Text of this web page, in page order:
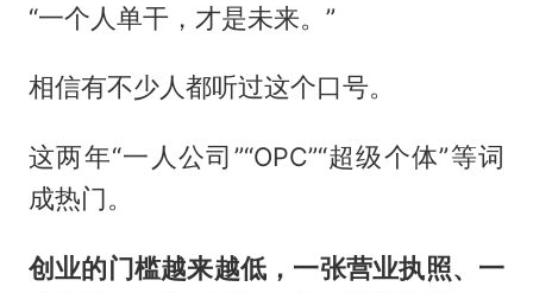
“一个人单干，才是未来。”
相信有不少人都听过这个口号。
这两年“一人公司”“OPC”“超级个体”等词
成热门。
创业的门槛越来越低，一张营业执照、一